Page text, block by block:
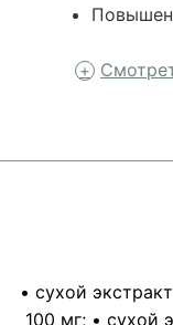
• сухой
100 мг; • сухой